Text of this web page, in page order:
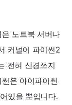
노트북 서버나
커널이 파이썬2
전혀 신경쓰지
은 아이파이썬
있을 뿐입니다.